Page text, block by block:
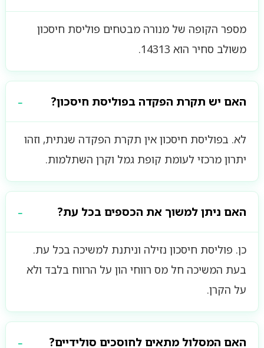
מספר הקופה של מנורה מבטחים פוליסת חיסכון
משולב סחיר הוא 14313.
האם יש תקרת הפקדה בפוליסת חיסכון?
לא. בפוליסת חיסכון אין תקרת הפקדה שנתית, וזהו
יתרון מרכזי לעומת קופת גמל וקרן השתלמות.
האם ניתן למשוך את הכספים בכל עת?
כן. פוליסת חיסכון נזילה וניתנת למשיכה בכל עת.
בעת המשיכה חל מס רווחי הון על הרווח בלבד ולא
על הקרן.
האם המסלול מתאים לחוסכים סולידיים?